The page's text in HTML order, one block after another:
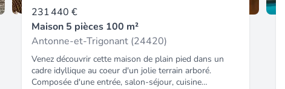
231 440 €
Maison 5 pièces 100 m²
Antonne-et-Trigonant (24420)
Venez découvrir cette maison de plain pied dans un
cadre idyllique au coeur d'un jolie terrain arboré.
Composée d'une entrée, salon-séjour, cuisine